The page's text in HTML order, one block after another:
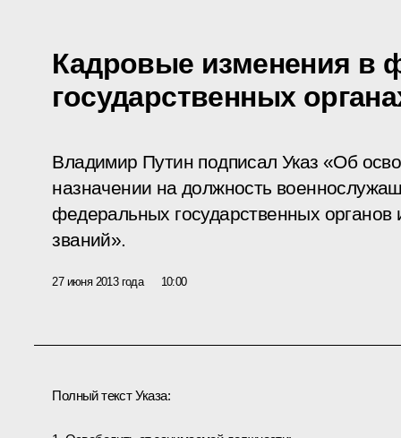
Кадровые изменения в
государственных
Владимир Путин подписал Указ «Об
назначении на должность
федеральных государственных
званий».
27 июня 2013 года 10:00
Полный текст Указа: